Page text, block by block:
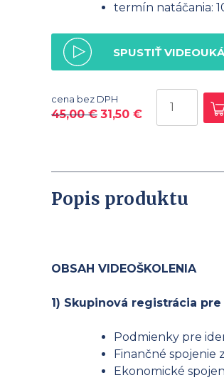
termín natáčania:
SPUSTIŤ
cena bez DPH
45,00€ 31,50 €
množstvo
Dobrovoľná
a
pre
Popis produktu
OBSAH VIDEOŠKOLENIA
1) Skupinová registrácia
Podmienky pre
Finančné spojenie
Ekonomické